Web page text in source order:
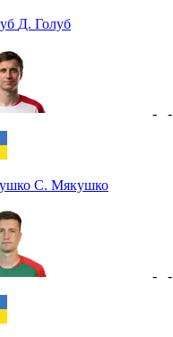
Д. Голуб
С. Мякушко
- -
- -